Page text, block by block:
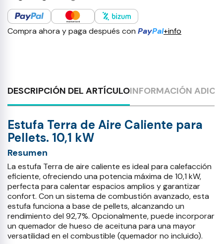
Compra ahora y paga después con PayPal+info
DESCRIPCIÓN DEL ARTÍCULOINFORMACIÓN
Estufa Terra de Aire Caliente para
Pellets. 10,1 kW
Resumen
La estufa Terra de aire caliente es ideal para calefacción
eficiente, ofreciendo una potencia máxima de 10,1 kW,
perfecta para calentar espacios amplios y garantizar
confort. Con un sistema de combustión avanzado, esta
estufa funciona a base de pellets, alcanzando un
rendimiento del 92,7%. Opcionalmente, puede incorporar
un quemador de hueso de aceituna para una mayor
versatilidad en el combustible (quemador no incluido).